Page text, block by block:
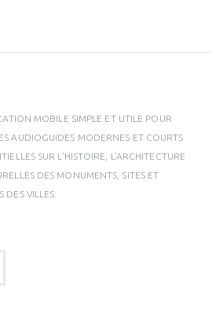
MOBILE SIMPLE ET UTILE POUR
AUDIOGUIDES MODERNES ET COURTS
SUR L'HISTOIRE, L'ARCHITECTURE
DES MONUMENTS, SITES ET
DES VILLES.